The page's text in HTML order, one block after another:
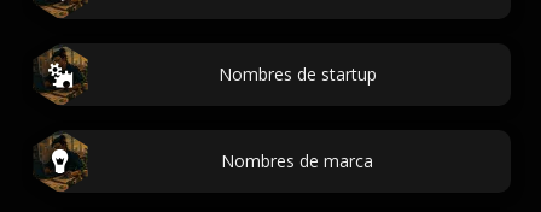
Nombres de startup
Nombres de marca